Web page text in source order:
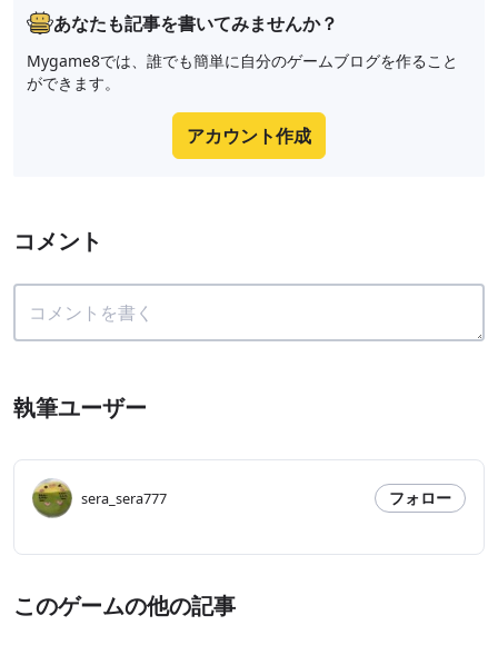
あなたも記事を書いてみませんか？
Mygame8では、誰でも簡単に自分のゲームブログを作ること
ができます。
アカウント作成
コメント
執筆ユーザー
sera_sera777 フォロー
このゲームの他の記事